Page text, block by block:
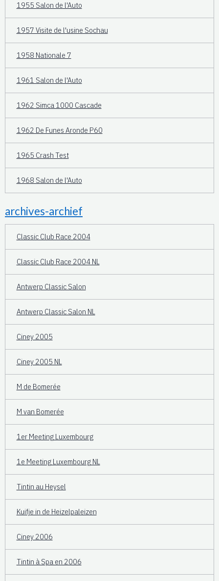
1955 Salon de l'Auto
1957 Visite de l'usine Sochau
1958 Nationale 7
1961 Salon de l'Auto
1962 Simca 1000 Cascade
1962 De Funes Aronde P60
1965 Crash Test
1968 Salon de l'Auto
archives-archief
Classic Club Race 2004
Classic Club Race 2004 NL
Antwerp Classic Salon
Antwerp Classic Salon NL
Ciney 2005
Ciney 2005 NL
M de Bomerée
M van Bomerée
1er Meeting Luxembourg
1e Meeting Luxembourg NL
Tintin au Heysel
Kuifje in de Heizelpaleizen
Ciney 2006
Tintin à Spa en 2006